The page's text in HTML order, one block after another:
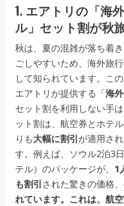
1. エアトリの「海
ル」セット割が秋
秋は、夏の混雑が落ち着
ごしやすいため、海外旅
して知られています。こ
エアトリが提供する「海
セット割を利用しない手
ット割は、航空券とホテ
りも大幅に割引が適用さ
す。例えば、ソウル2泊3
テル）のパッケージが、 1
も割引 された驚きの価格、
れています。これは、航